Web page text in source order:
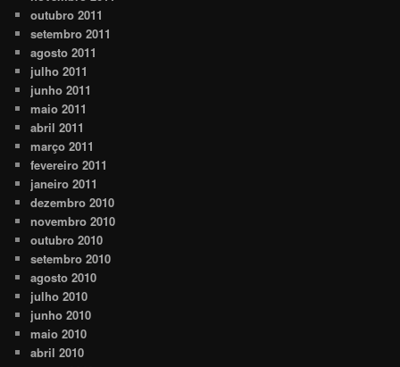
outubro 2011
setembro 2011
agosto 2011
julho 2011
junho 2011
maio 2011
abril 2011
março 2011
fevereiro 2011
janeiro 2011
dezembro 2010
novembro 2010
outubro 2010
setembro 2010
agosto 2010
julho 2010
junho 2010
maio 2010
abril 2010